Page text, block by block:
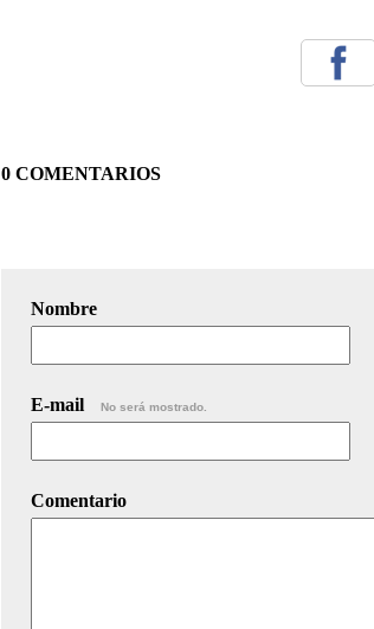
0 COMENTARIOS
Nombre
E-mail No será mostrado.
Comentario